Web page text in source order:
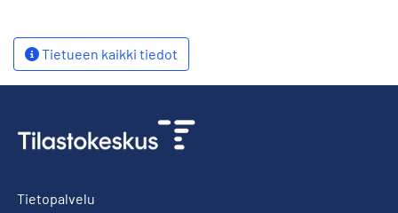
Tietueen kaikki tiedot
Tietopalvelu